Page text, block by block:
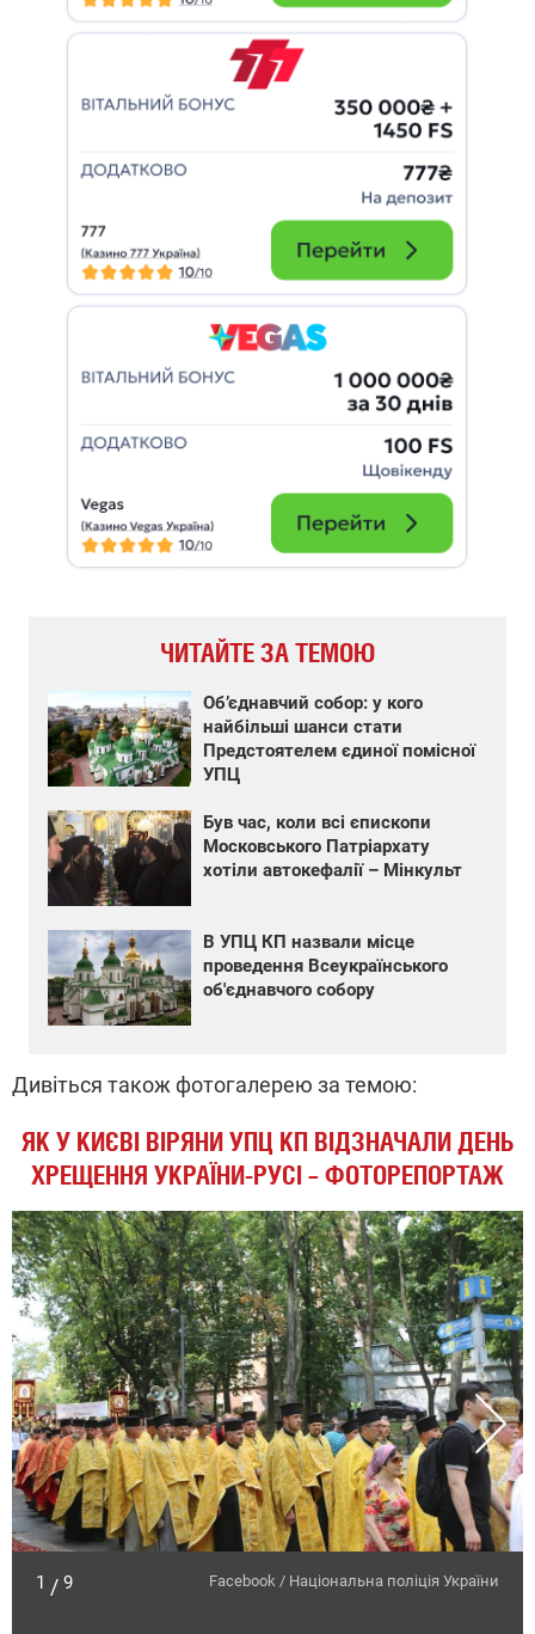
ЧИТАЙТЕ ЗА ТЕМОЮ
Об’єднавчий собор: у кого
найбільші шанси стати
Предстоятелем єдиної помісної
УПЦ
Був час, коли всі єпископи
Московського Патріархату
хотіли автокефалії – Мінкульт
В УПЦ КП назвали місце
проведення Всеукраїнського
об'єднавчого собору
Дивіться також фотогалерею за темою:
ЯК У КИЄВІ ВІРЯНИ УПЦ КП ВІДЗНАЧАЛИ ДЕНЬ
ХРЕЩЕННЯ УКРАЇНИ-РУСІ – ФОТОРЕПОРТАЖ
1 / 9 Facebook / Національна поліція України